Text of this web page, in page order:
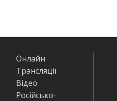
Онлайн
Трансляції
Відео
Російсько-